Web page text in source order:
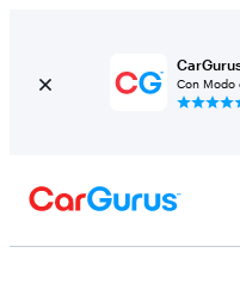
Con Modo